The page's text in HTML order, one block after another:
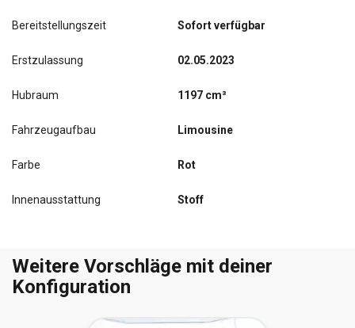
Bereitstellungszeit Sofort verfügbar
Erstzulassung 02.05.2023
Hubraum 1197 cm³
Fahrzeugaufbau Limousine
Farbe Rot
Innenausstattung Stoff
Weitere Vorschläge mit deiner
Konfiguration